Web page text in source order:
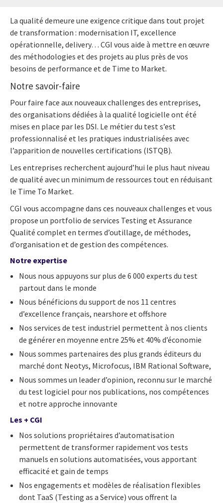
La qualité demeure une exigence critique dans tout projet
de transformation : modernisation IT, excellence
opérationnelle, delivery… CGI vous aide à mettre en œuvre
des méthodologies et des projets au plus près de vos
besoins de performance et de Time to Market.
Notre savoir-faire
Pour faire face aux nouveaux challenges des entreprises,
des organisations dédiées à la qualité logicielle ont été
mises en place par les DSI. Le métier du test s’est
professionnalisé et les pratiques industrialisées avec
l’apparition de nouvelles certifications (ISTQB).
Les entreprises recherchent aujourd’hui le plus haut niveau
de qualité avec un minimum de ressources tout en réduisant
le Time To Market.
CGI vous accompagne dans ces nouveaux challenges et vous
propose un portfolio de services Testing et Assurance
Qualité complet en termes d’outillage, de méthodes,
d’organisation et de gestion des compétences.
Notre expertise
Nous nous appuyons sur plus de 6 000 experts du test
partout dans le monde
Nous bénéficions du support de nos 11 centres
d’excellence français, nearshore et offshore
Nos services de test industriel permettent à nos clients
de générer en moyenne entre 25% et 40% d’économie
Nous sommes partenaires des plus grands éditeurs du
marché dont Neotys, Microfocus, IBM Rational Software,
Nous sommes un leader d’opinion, reconnu sur le marché
du test logiciel pour nos publications, nos compétences
et notre approche innovante
Les + CGI
Nos solutions propriétaires d’automatisation
permettent de transformer rapidement vos tests
manuels en solutions automatisées, vous apportant
efficacité et gain de temps
Nos engagements et modèles de réalisation flexibles
dont TaaS (Testing as a Service) vous offrent la